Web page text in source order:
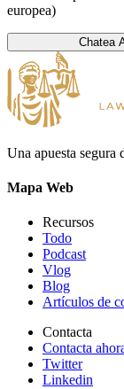
europea)
Chatea
Una apuesta segura
Mapa Web
Recursos
Todo
Podcast
Vlog
Blog
Artículos de
Contacta
Contacta
Twitter
Linkedin